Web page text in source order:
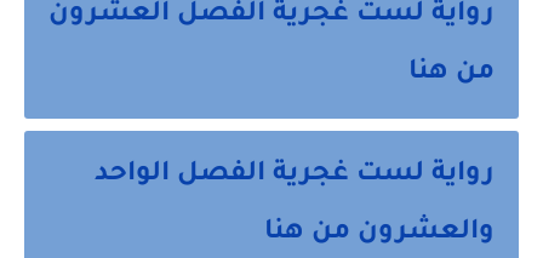
رواية لست غجرية الفصل العشرون
من هنا
رواية لست غجرية الفصل الواحد
والعشرون من هنا